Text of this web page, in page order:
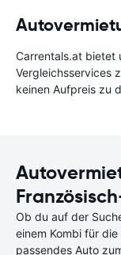
Carrentals.at bietet
Vergleichsservices
keinen Aufpreis zu
Ob du auf der
einem Kombi für
passendes Auto